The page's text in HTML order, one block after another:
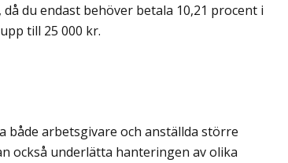
du endast behöver betala 10,21 procent i
till 25 000 kr.
arbetsgivare och anställda större
också underlätta hanteringen av olika